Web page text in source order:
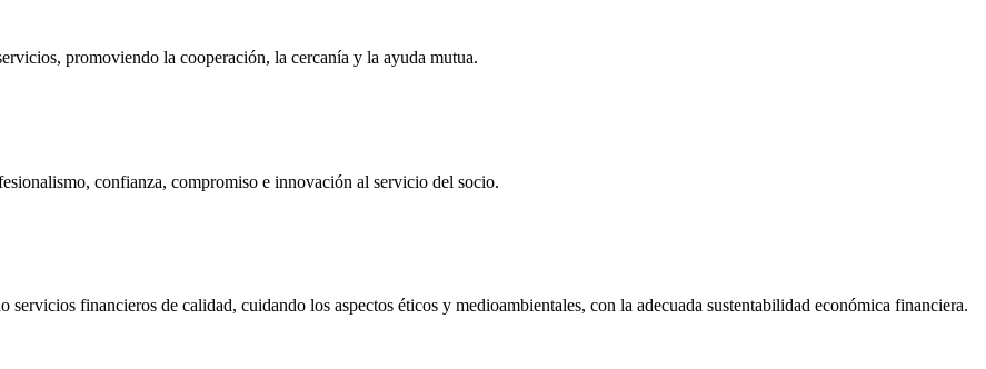
promoviendo la cooperación, la cercanía y la ayuda mutua.
confianza, compromiso e innovación al servicio del socio.
servicios financieros de calidad, cuidando los aspectos éticos y medioambientales, con la adecuada sustentabilidad económica financiera.